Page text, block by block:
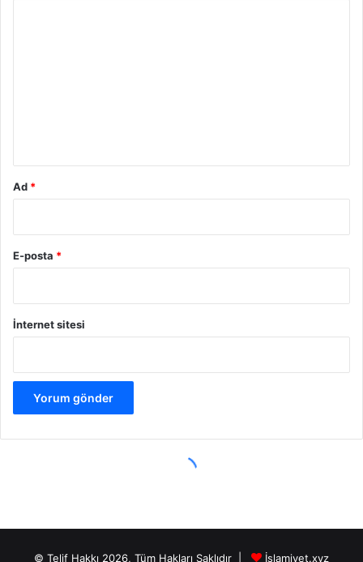
© Telif Hakkı 2026, Tüm Hakları Saklıdır | İslamiyet.xyz